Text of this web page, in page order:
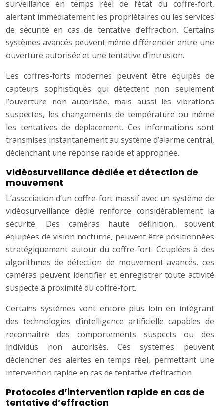
surveillance en temps réel de l’état du coffre-fort,
alertant immédiatement les propriétaires ou les services
de sécurité en cas de tentative d’effraction. Certains
systèmes avancés peuvent même différencier entre une
ouverture autorisée et une tentative d’intrusion.
Les coffres-forts modernes peuvent être équipés de
capteurs sophistiqués qui détectent non seulement
l’ouverture non autorisée, mais aussi les vibrations
suspectes, les changements de température ou même
les tentatives de déplacement. Ces informations sont
transmises instantanément au système d’alarme central,
déclenchant une réponse rapide et appropriée.
Vidéosurveillance dédiée et détection de
mouvement
L’association d’un coffre-fort massif avec un système de
vidéosurveillance dédié renforce considérablement la
sécurité. Des caméras haute définition, souvent
équipées de vision nocturne, peuvent être positionnées
stratégiquement autour du coffre-fort. Couplées à des
algorithmes de détection de mouvement avancés, ces
caméras peuvent identifier et enregistrer toute activité
suspecte à proximité du coffre-fort.
Certains systèmes vont encore plus loin en intégrant
des technologies d’intelligence artificielle capables de
reconnaître des comportements suspects ou des
individus non autorisés. Ces systèmes peuvent
déclencher des alertes en temps réel, permettant une
intervention rapide en cas de tentative d’effraction.
Protocoles d’intervention rapide en cas de
tentative d’effraction